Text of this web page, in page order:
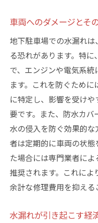
車両へのダメージとそ
地下駐車場での水漏れ
る恐れがあります。特
で、エンジンや電気系
ます。これを防ぐため
に特定し、影響を受け
要です。また、防水カ
水の侵入を防ぐ効果的
者は定期的に車両の状
た場合には専門業者に
推奨されます。これによ
余計な修理費用を抑える
水漏れが引き起こす経